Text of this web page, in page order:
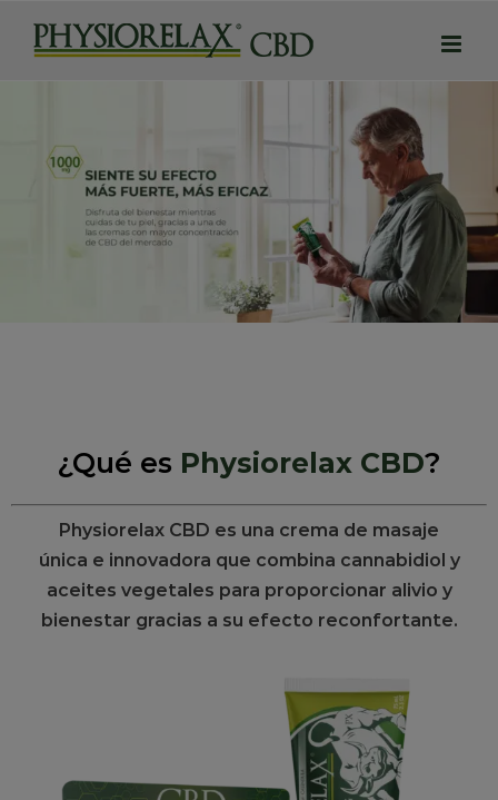
¿Qué es Physiorelax CBD?
Physiorelax CBD es una crema de masaje
única e innovadora que combina cannabidiol y
aceites vegetales para proporcionar alivio y
bienestar gracias a su efecto reconfortante.